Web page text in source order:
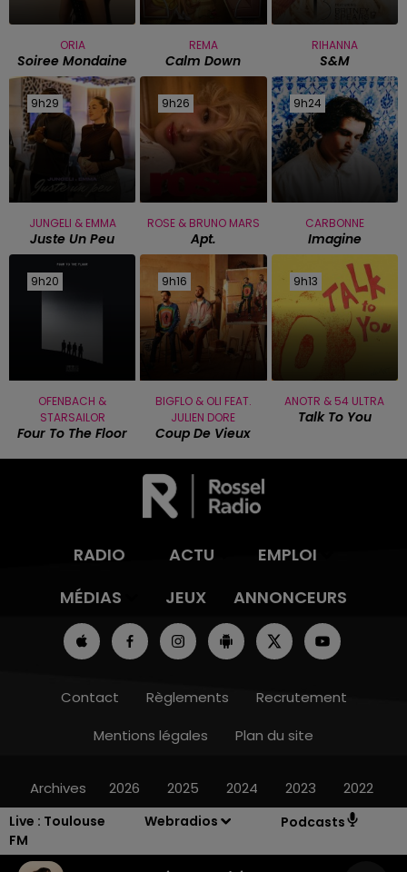
Live : Toulouse
FM
Webradios Podcasts
ORIA
Soiree Mondaine
REMA
Calm Down
RIHANNA
S&m
9h29
9h29
JUNGELI & EMMA
Juste Un Peu
9h26
9h26
ROSE & BRUNO MARS
Apt.
9h24
9h24
CARBONNE
Imagine
9h20
9h20
OFENBACH &
STARSAILOR
Four To The Floor
9h16
9h16
BIGFLO & OLI FEAT.
JULIEN DORE
Coup De Vieux
9h13
9h13
ANOTR & 54 ULTRA
Talk To You
RADIO ACTU
EMPLOI
MÉDIAS
JEUX ANNONCEURS
Contact Règlements
Recrutement
Mentions légales
Plan du site
Archives 2026 2025 2024 2023 2022